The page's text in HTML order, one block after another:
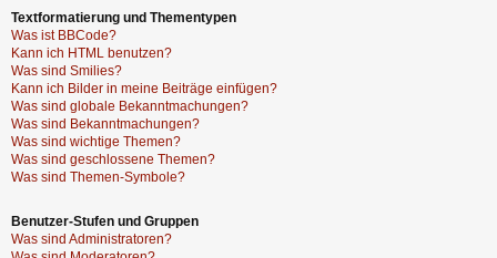
Textformatierung und Thementypen
Was ist BBCode?
Kann ich HTML benutzen?
Was sind Smilies?
Kann ich Bilder in meine Beiträge einfügen?
Was sind globale Bekanntmachungen?
Was sind Bekanntmachungen?
Was sind wichtige Themen?
Was sind geschlossene Themen?
Was sind Themen-Symbole?
Benutzer-Stufen und Gruppen
Was sind Administratoren?